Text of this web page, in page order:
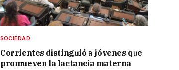
SOCIEDAD
Corrientes distinguió a jóvenes que
promueven la lactancia materna